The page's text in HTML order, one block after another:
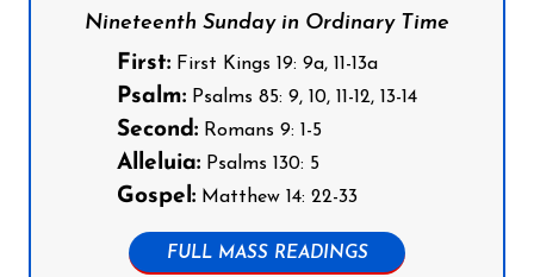
Nineteenth Sunday in Ordinary Time
First: First Kings 19: 9a, 11-13a
Psalm: Psalms 85: 9, 10, 11-12, 13-14
Second: Romans 9: 1-5
Alleluia: Psalms 130: 5
Gospel: Matthew 14: 22-33
FULL MASS READINGS